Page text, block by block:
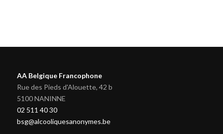
AA Belgique Francophone
Rue des Pieds d'Alouette, 42 b
5100 NANINNE
02 511 40 30
bsg@alcooliquesanonymes.be